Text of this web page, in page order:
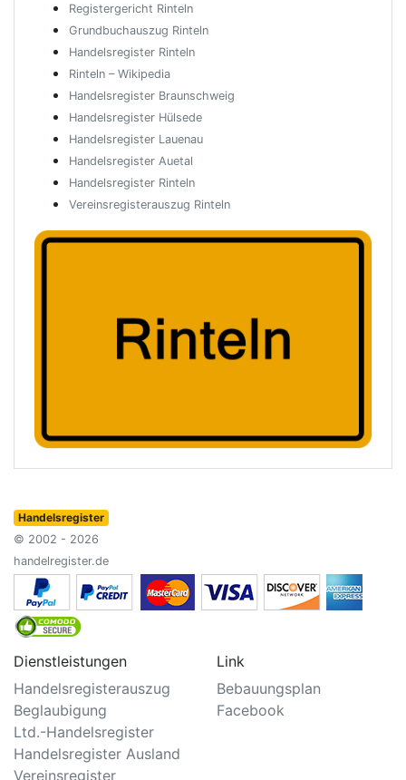
Registergericht Rinteln
Grundbuchauszug Rinteln
Handelsregister Rinteln
Rinteln – Wikipedia
Handelsregister Braunschweig
Handelsregister Hülsede
Handelsregister Lauenau
Handelsregister Auetal
Handelsregister Rinteln
Vereinsregisterauszug Rinteln
Handelsregister
© 2002 - 2026
handelregister.de
Dienstleistungen
Handelsregisterauszug
Beglaubigung
Ltd.-Handelsregister
Handelsregister Ausland
Vereinsregister
Link
Bebauungsplan
Facebook